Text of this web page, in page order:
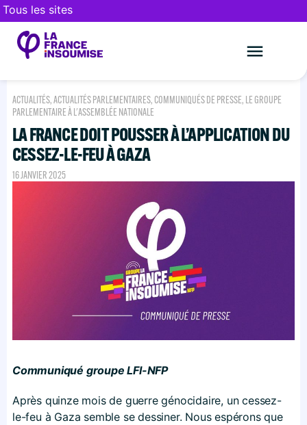
Tous les sites
ACTUALITÉS,ACTUALITÉS PARLEMENTAIRES, COMMUNIQUÉS DE PRESSE, LE GROUPE
PARLEMENTAIRE À L'ASSEMBLÉE NATIONALE
LA FRANCE DOIT POUSSER À L’APPLICATION DU
CESSEZ-LE-FEU À GAZA
16 JANVIER 2025
Communiqué groupe LFI-NFP
Après quinze mois de guerre génocidaire, un cessez-
le-feu à Gaza semble se dessiner. Nous espérons que